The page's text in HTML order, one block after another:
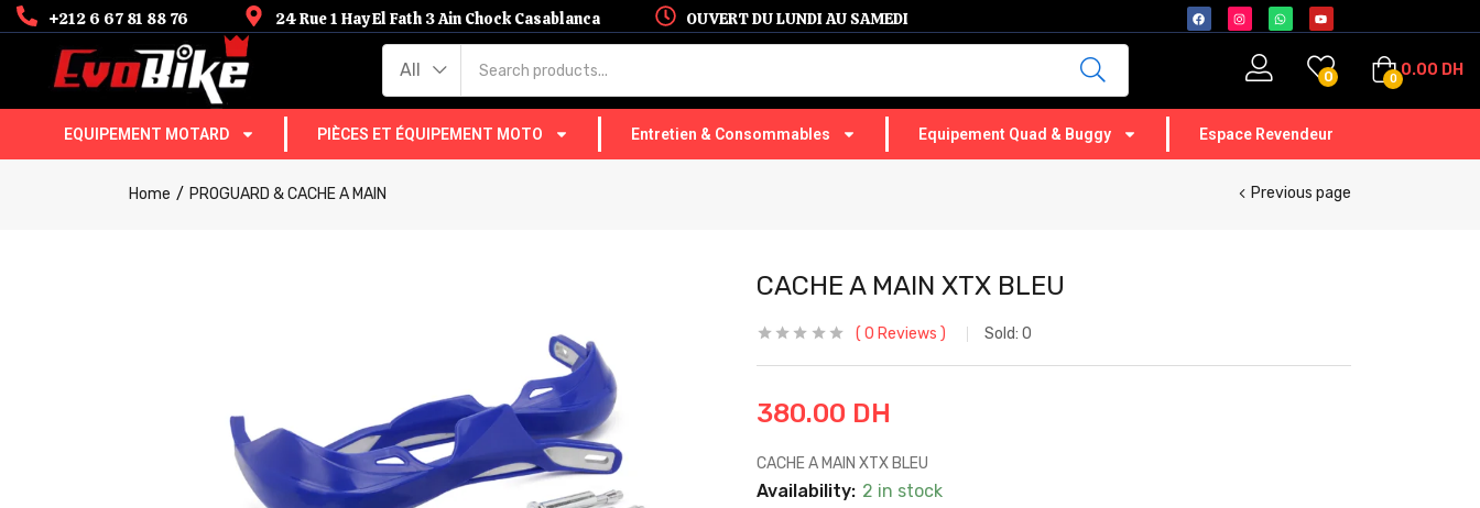
+212 6 67 81 88 76 24 Rue 1 Hay El Fath 3 Ain Chock Casablanca OUVERT DU LUNDI AU SAMEDI
All 0 0 0.00 DH
EQUIPEMENT MOTARD PIÈCES ET ÉQUIPEMENT MOTO Entretien & Consommables Equipement Quad & Buggy Espace Revendeur
Home PROGUARD & CACHE A MAIN Previous page
CACHE A MAIN XTX BLEU
0 Reviews Sold: 0
380.00 DH
CACHE A MAIN XTX BLEU
Availability: 2 in stock